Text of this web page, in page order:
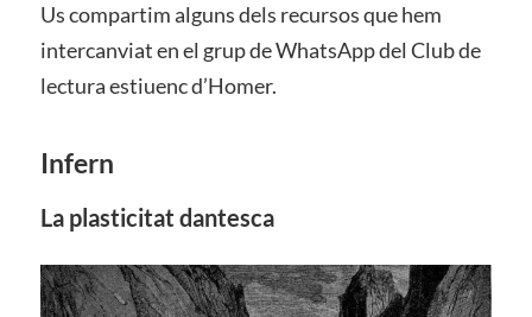
Us compartim alguns dels recursos que hem
intercanviat en el grup de WhatsApp del Club de
lectura estiuenc d’Homer.
Infern
La plasticitat dantesca